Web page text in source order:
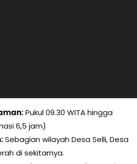
Pukul 09.30 WITA hingga
6,5 jam)
Sebagian wilayah Desa Selli, Desa
di sekitarnya.